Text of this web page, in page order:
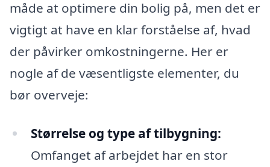
måde at optimere din bolig på, men det er
vigtigt at have en klar forståelse af, hvad
der påvirker omkostningerne. Her er
nogle af de væsentligste elementer, du
bør overveje:
Størrelse og type af tilbygning:
Omfanget af arbejdet har en stor